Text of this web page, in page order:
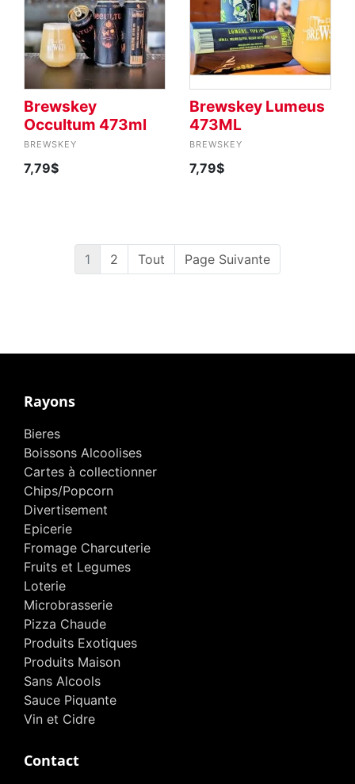
Brewskey
Occultum 473ml
BREWSKEY
7,79$
Brewskey Lumeus
473ML
BREWSKEY
7,79$
1 2 Tout Page Suivante
Rayons
Bieres
Boissons Alcoolises
Cartes à collectionner
Chips/Popcorn
Divertisement
Epicerie
Fromage Charcuterie
Fruits et Legumes
Loterie
Microbrasserie
Pizza Chaude
Produits Exotiques
Produits Maison
Sans Alcools
Sauce Piquante
Vin et Cidre
Contact